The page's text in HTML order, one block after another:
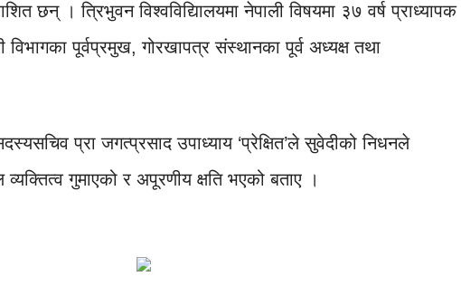
छन् । त्रिभुवन विश्वविद्यिालयमा नेपाली विषयमा ३७ वर्ष प्राध्यापक
विभागका पूर्वप्रमुख, गोरखापत्र संस्थानका पूर्व अध्यक्ष तथा
प्रा जगत्प्रसाद उपाध्याय ‘प्रेक्षित’ले सुवेदीको निधनले
व्यक्तित्व गुमाएको र अपूरणीय क्षति भएको बताए ।